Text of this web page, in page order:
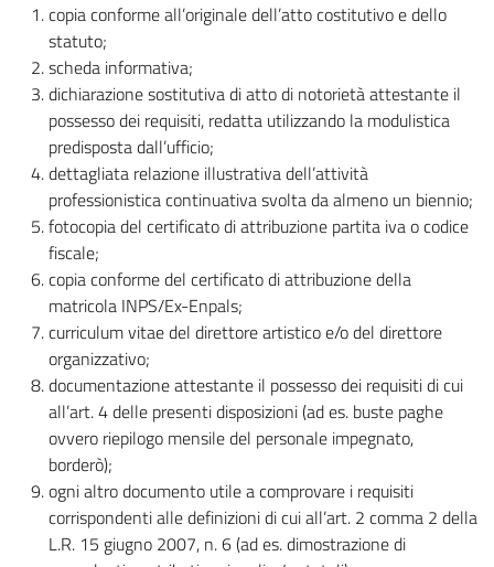
copia conforme all’originale dell’atto costitutivo e dello
statuto;
scheda informativa;
dichiarazione sostitutiva di atto di notorietà attestante il
possesso dei requisiti, redatta utilizzando la modulistica
predisposta dall’ufficio;
dettagliata relazione illustrativa dell’attività
professionistica continuativa svolta da almeno un biennio;
fotocopia del certificato di attribuzione partita iva o codice
fiscale;
copia conforme del certificato di attribuzione della
matricola INPS/Ex-Enpals;
curriculum vitae del direttore artistico e/o del direttore
organizzativo;
documentazione attestante il possesso dei requisiti di cui
all’art. 4 delle presenti disposizioni (ad es. buste paghe
ovvero riepilogo mensile del personale impegnato,
borderò);
ogni altro documento utile a comprovare i requisiti
corrispondenti alle definizioni di cui all’art. 2 comma 2 della
L.R. 15 giugno 2007, n. 6 (ad es. dimostrazione di